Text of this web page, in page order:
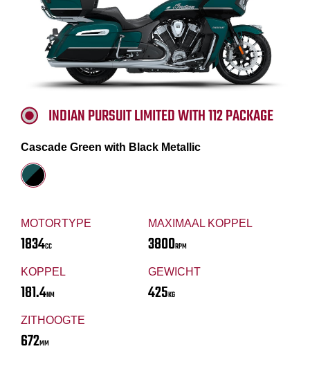
MOTORTYPE
1834CC
MAXIMAAL KOPPEL
3800RPM
KOPPEL
181.4NM
GEWICHT
425KG
ZITHOOGTE
672MM
INDIAN PURSUIT LIMITED WITH 112 PACKAGE
Cascade Green with Black Metallic